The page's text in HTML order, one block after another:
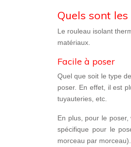
Quels sont
Le rouleau isolant
matériaux.
Facile à poser
Quel que soit le type
poser. En effet, il est
tuyauteries, etc.
En plus, pour le poser,
spécifique pour le
morceau par morceau).